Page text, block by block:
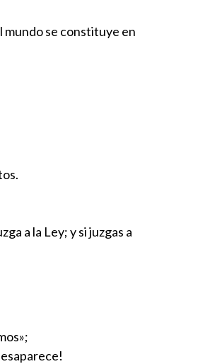
mundo se constituye en
a la Ley; y si juzgas a